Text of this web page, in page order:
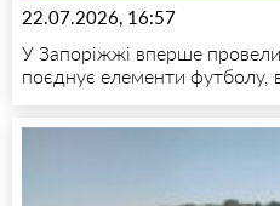
22.07.2026, 16:57
У Запоріжжі вперше провели
поєднує елементи футболу,